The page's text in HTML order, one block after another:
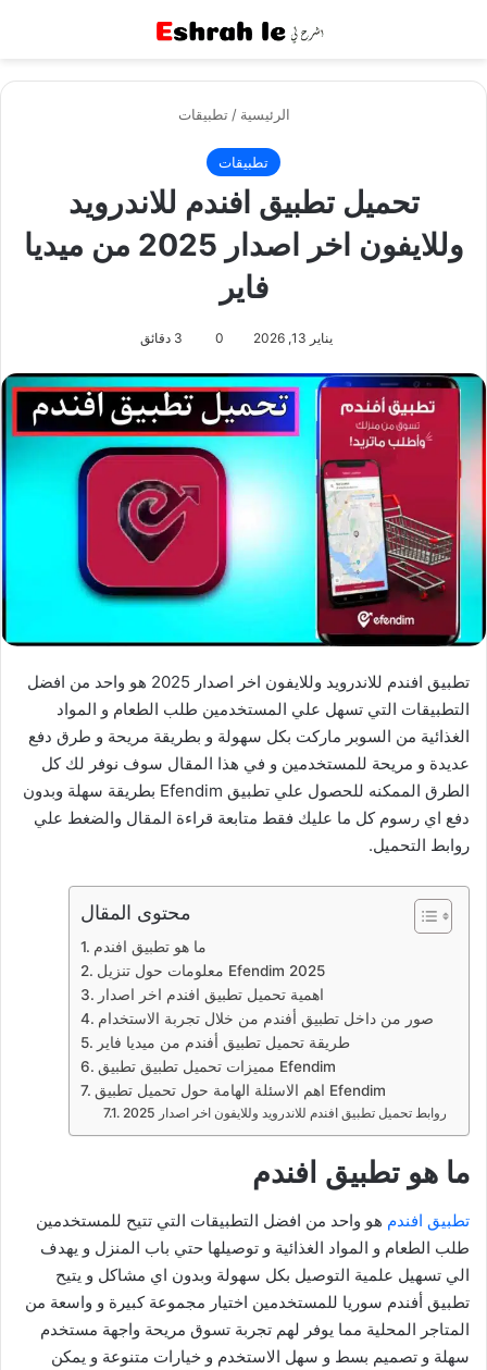
الرئيسية / تطبيقات
تطبيقات
تحميل تطبيق افندم للاندرويد
وللايفون اخر اصدار 2025 من ميديا
فاير
يناير 13, 2026 0
تطبيق افندم للاندرويد وللايفون اخر اصدار 2025 هو واحد من افضل
التطبيقات التي تسهل علي المستخدمين طلب الطعام و المواد
الغذائية من السوبر ماركت بكل سهولة و بطريقة مريحة و طرق دفع
عديدة و مريحة للمستخدمين و في هذا المقال سوف نوفر لك كل
الطرق الممكنه للحصول علي تطبيق Efendim بطريقة سهلة وبدون
دفع اي رسوم كل ما عليك فقط متابعة قراءة المقال والضغط علي
روابط التحميل.
محتوى المقال
ما هو تطبيق افندم
معلومات حول تنزيل Efendim 2025
اهمية تحميل تطبيق افندم اخر اصدار
صور من داخل تطبيق أفندم من خلال تجربة الاستخدام
طريقة تحميل تطبيق أفندم من ميديا فاير
مميزات تحميل تطبيق تطبيق Efendim
اهم الاسئلة الهامة حول تحميل تطبيق Efendim
روابط تحميل تطبيق افندم للاندرويد وللايفون اخر اصدار 2025
ما هو تطبيق افندم
تطبيق افندم هو واحد من افضل التطبيقات التي تتيح للمستخدمين
طلب الطعام و المواد الغذائية و توصيلها حتي باب المنزل و يهدف
الي تسهيل علمية التوصيل بكل سهولة وبدون اي مشاكل و يتيح
تطبيق أفندم سوريا للمستخدمين اختيار مجموعة كبيرة و واسعة من
المتاجر المحلية مما يوفر لهم تجربة تسوق مريحة واجهة مستخدم
سهلة و تصميم بسط و سهل الاستخدم و خيارات متنوعة و يمكن